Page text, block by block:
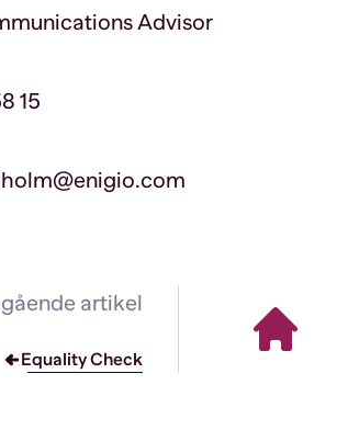
Advisor
15
artikel
Equality Check